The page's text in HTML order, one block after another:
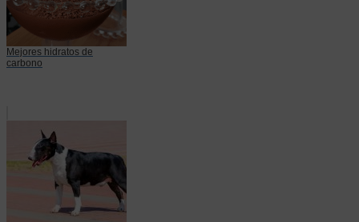
Mejores hidratos de
carbono